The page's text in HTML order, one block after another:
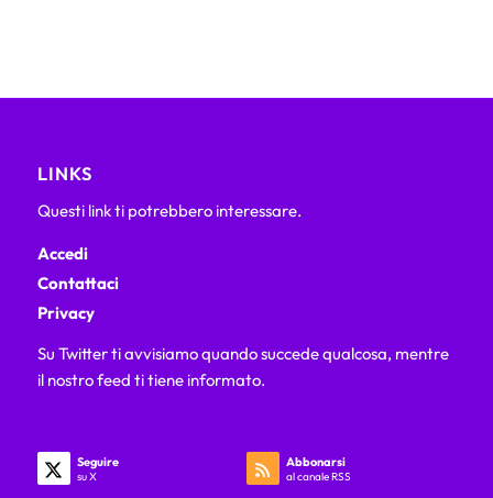
LINKS
Questi link ti potrebbero interessare.
Accedi
Contattaci
Privacy
Su Twitter ti avvisiamo quando succede qualcosa, mentre
il nostro feed ti tiene informato.
Seguire
su X
Abbonarsi
al canale RSS